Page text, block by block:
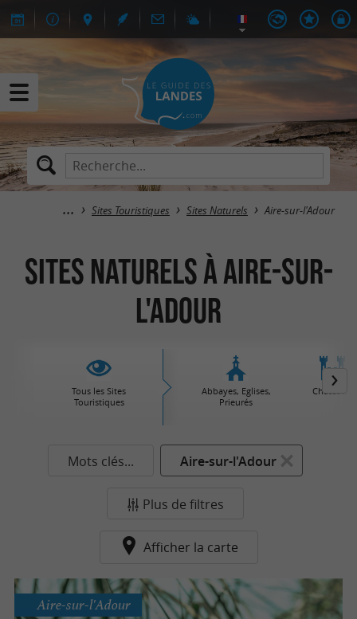
Sites Touristiques Sites Naturels Aire-sur-l'Adour
Sites Naturels à Aire-sur-
l'Adour
Tous les Sites
Touristiques
Abbayes, Eglises,
Prieurés
Châteaux
Mots clés... Aire-sur-l'Adour
Plus de filtres
Afficher la carte
Aire-sur-l'Adour